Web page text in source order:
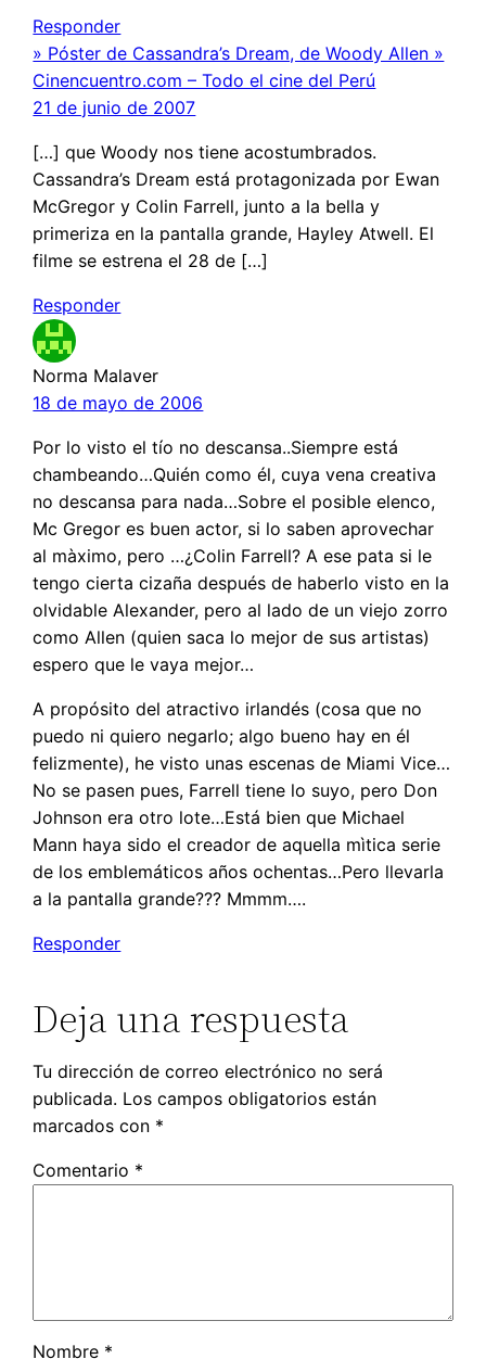
Responder
» Póster de Cassandra’s Dream, de Woody Allen »
Cinencuentro.com – Todo el cine del Perú
21 de junio de 2007
[…] que Woody nos tiene acostumbrados.
Cassandra’s Dream está protagonizada por Ewan
McGregor y Colin Farrell, junto a la bella y
primeriza en la pantalla grande, Hayley Atwell. El
filme se estrena el 28 de […]
Responder
Norma Malaver
18 de mayo de 2006
Por lo visto el tío no descansa..Siempre está
chambeando…Quién como él, cuya vena creativa
no descansa para nada…Sobre el posible elenco,
Mc Gregor es buen actor, si lo saben aprovechar
al màximo, pero …¿Colin Farrell? A ese pata si le
tengo cierta cizaña después de haberlo visto en la
olvidable Alexander, pero al lado de un viejo zorro
como Allen (quien saca lo mejor de sus artistas)
espero que le vaya mejor…
A propósito del atractivo irlandés (cosa que no
puedo ni quiero negarlo; algo bueno hay en él
felizmente), he visto unas escenas de Miami Vice…
No se pasen pues, Farrell tiene lo suyo, pero Don
Johnson era otro lote…Está bien que Michael
Mann haya sido el creador de aquella mìtica serie
de los emblemáticos años ochentas…Pero llevarla
a la pantalla grande??? Mmmm….
Responder
Deja una respuesta
Tu dirección de correo electrónico no será
publicada. Los campos obligatorios están
marcados con *
Comentario *
Nombre *